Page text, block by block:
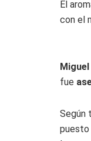
El
con el
fue
Según
puesto